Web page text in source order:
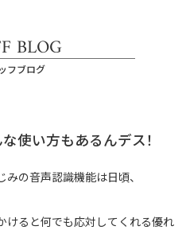
BLOG
フブログ
な使い方もあるんデス！
みの音声認識機能は日頃、
けると何でも応対してくれる優れ